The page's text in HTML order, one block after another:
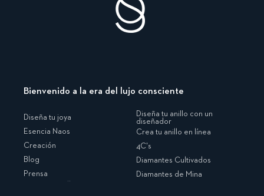
Bienvenido a la era del lujo consciente
Diseña tu joya
Esencia Naos
Creación
Blog
Prensa
Diseña tu anillo con un
diseñador
Crea tu anillo en línea
4C's
Diamantes Cultivados
Diamantes de Mina